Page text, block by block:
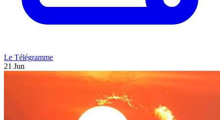
Le Télégramme
21 Jun